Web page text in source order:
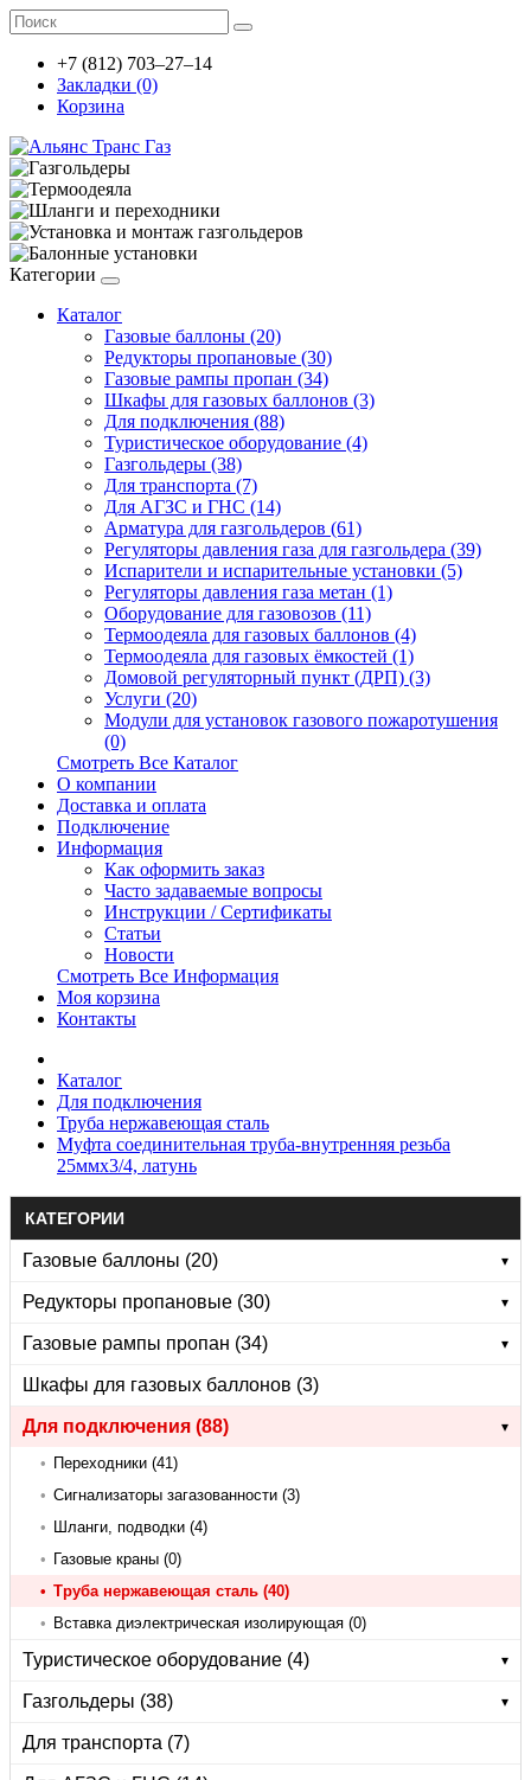
+7 (812) 703–27–14
Закладки (0)
Корзина
Категории
Каталог
Газовые баллоны (20)
Редукторы пропановые (30)
Газовые рампы пропан (34)
Шкафы для газовых баллонов (3)
Для подключения (88)
Туристическое оборудование (4)
Газгольдеры (38)
Для транспорта (7)
Для АГЗС и ГНС (14)
Арматура для газгольдеров (61)
Регуляторы давления газа для газгольдера (39)
Испарители и испарительные установки (5)
Регуляторы давления газа метан (1)
Оборудование для газовозов (11)
Термоодеяла для газовых баллонов (4)
Термоодеяла для газовых ёмкостей (1)
Домовой регуляторный пункт (ДРП) (3)
Услуги (20)
Модули для установок газового пожаротушения
(0)
Смотреть Все Каталог
О компании
Доставка и оплата
Подключение
Информация
Как оформить заказ
Часто задаваемые вопросы
Инструкции / Сертификаты
Статьи
Новости
Смотреть Все Информация
Моя корзина
Контакты
Каталог
Для подключения
Труба нержавеющая сталь
Муфта соединительная труба-внутренняя резьба
25ммх3/4, латунь
КАТЕГОРИИ
Газовые баллоны (20) ▾
Редукторы пропановые (30) ▾
Газовые рампы пропан (34) ▾
Шкафы для газовых баллонов (3)
Для подключения (88) ▾
• Переходники (41)
• Сигнализаторы загазованности (3)
• Шланги, подводки (4)
• Газовые краны (0)
• Труба нержавеющая сталь (40)
• Вставка диэлектрическая изолирующая (0)
Туристическое оборудование (4) ▾
Газгольдеры (38) ▾
Для транспорта (7)